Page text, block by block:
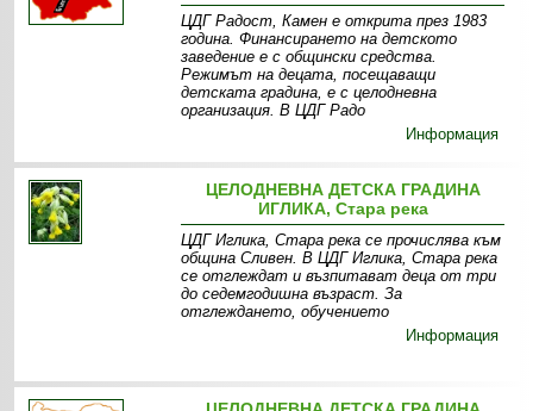
ЦДГ Радост, Камен е открита през 1983
година. Финансирането на детското
заведение е с общински средства.
Режимът на децата, посещаващи
детската градина, е с целодневна
организация. В ЦДГ Радо
Информация
ЦЕЛОДНЕВНА ДЕТСКА ГРАДИНА
ИГЛИКА, Стара река
ЦДГ Иглика, Стара река се прочислява към
община Сливен. В ЦДГ Иглика, Стара река
се отглеждат и възпитават деца от три
до седемгодишна възраст. За
отглеждането, обучението
Информация